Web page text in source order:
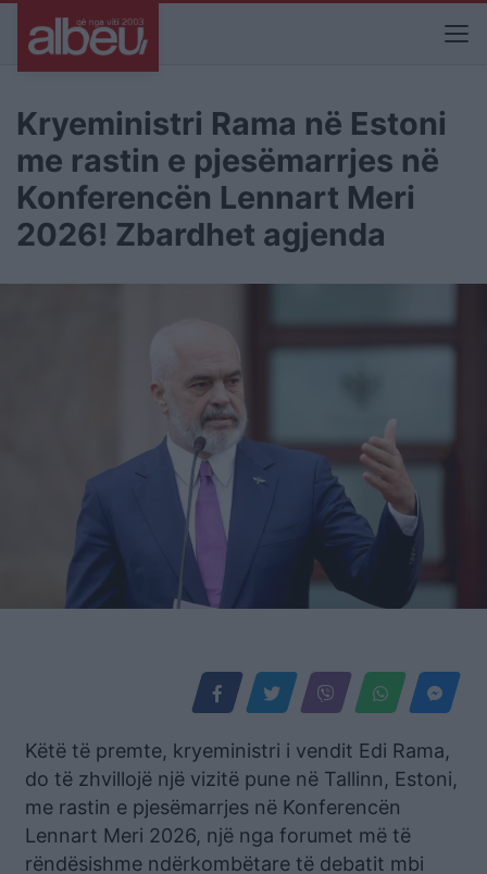
Kryeministri Rama në Estoni
me rastin e pjesëmarrjes në
Konferencën Lennart Meri
2026! Zbardhet agjenda
Këtë të premte, kryeministri i vendit Edi Rama,
do të zhvillojë një vizitë pune në Tallinn, Estoni,
me rastin e pjesëmarrjes në Konferencën
Lennart Meri 2026, një nga forumet më të
rëndësishme ndërkombëtare të debatit mbi